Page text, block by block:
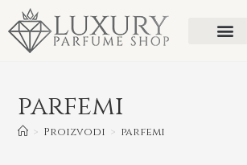
parfemi
> Proizvodi > parfemi